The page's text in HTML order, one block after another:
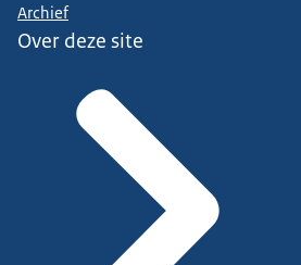
Archief
Over deze site